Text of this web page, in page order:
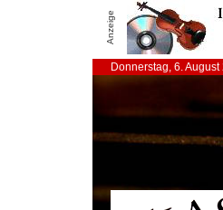
Anzeige
Donnerstag, 6. August